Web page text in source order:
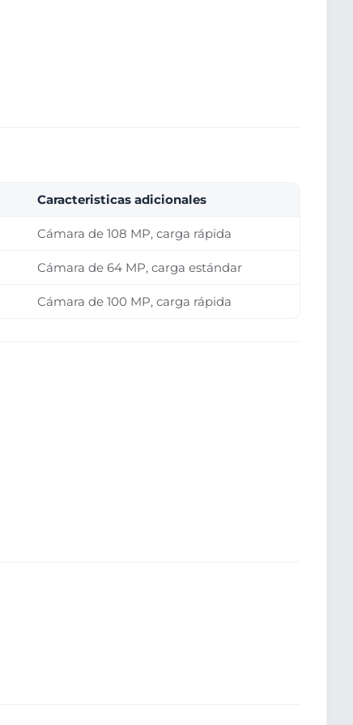
Caracteristicas adicionales
Cámara de 108 MP, carga rápida
Cámara de 64 MP, carga estándar
Cámara de 100 MP, carga rápida